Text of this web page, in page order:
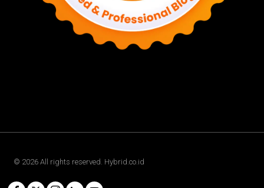
© 2026 All rights reserved. Hybrid.co.id